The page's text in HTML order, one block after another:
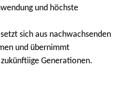
und höchste
sich aus nachwachsenden
und übernimmt
Generationen.